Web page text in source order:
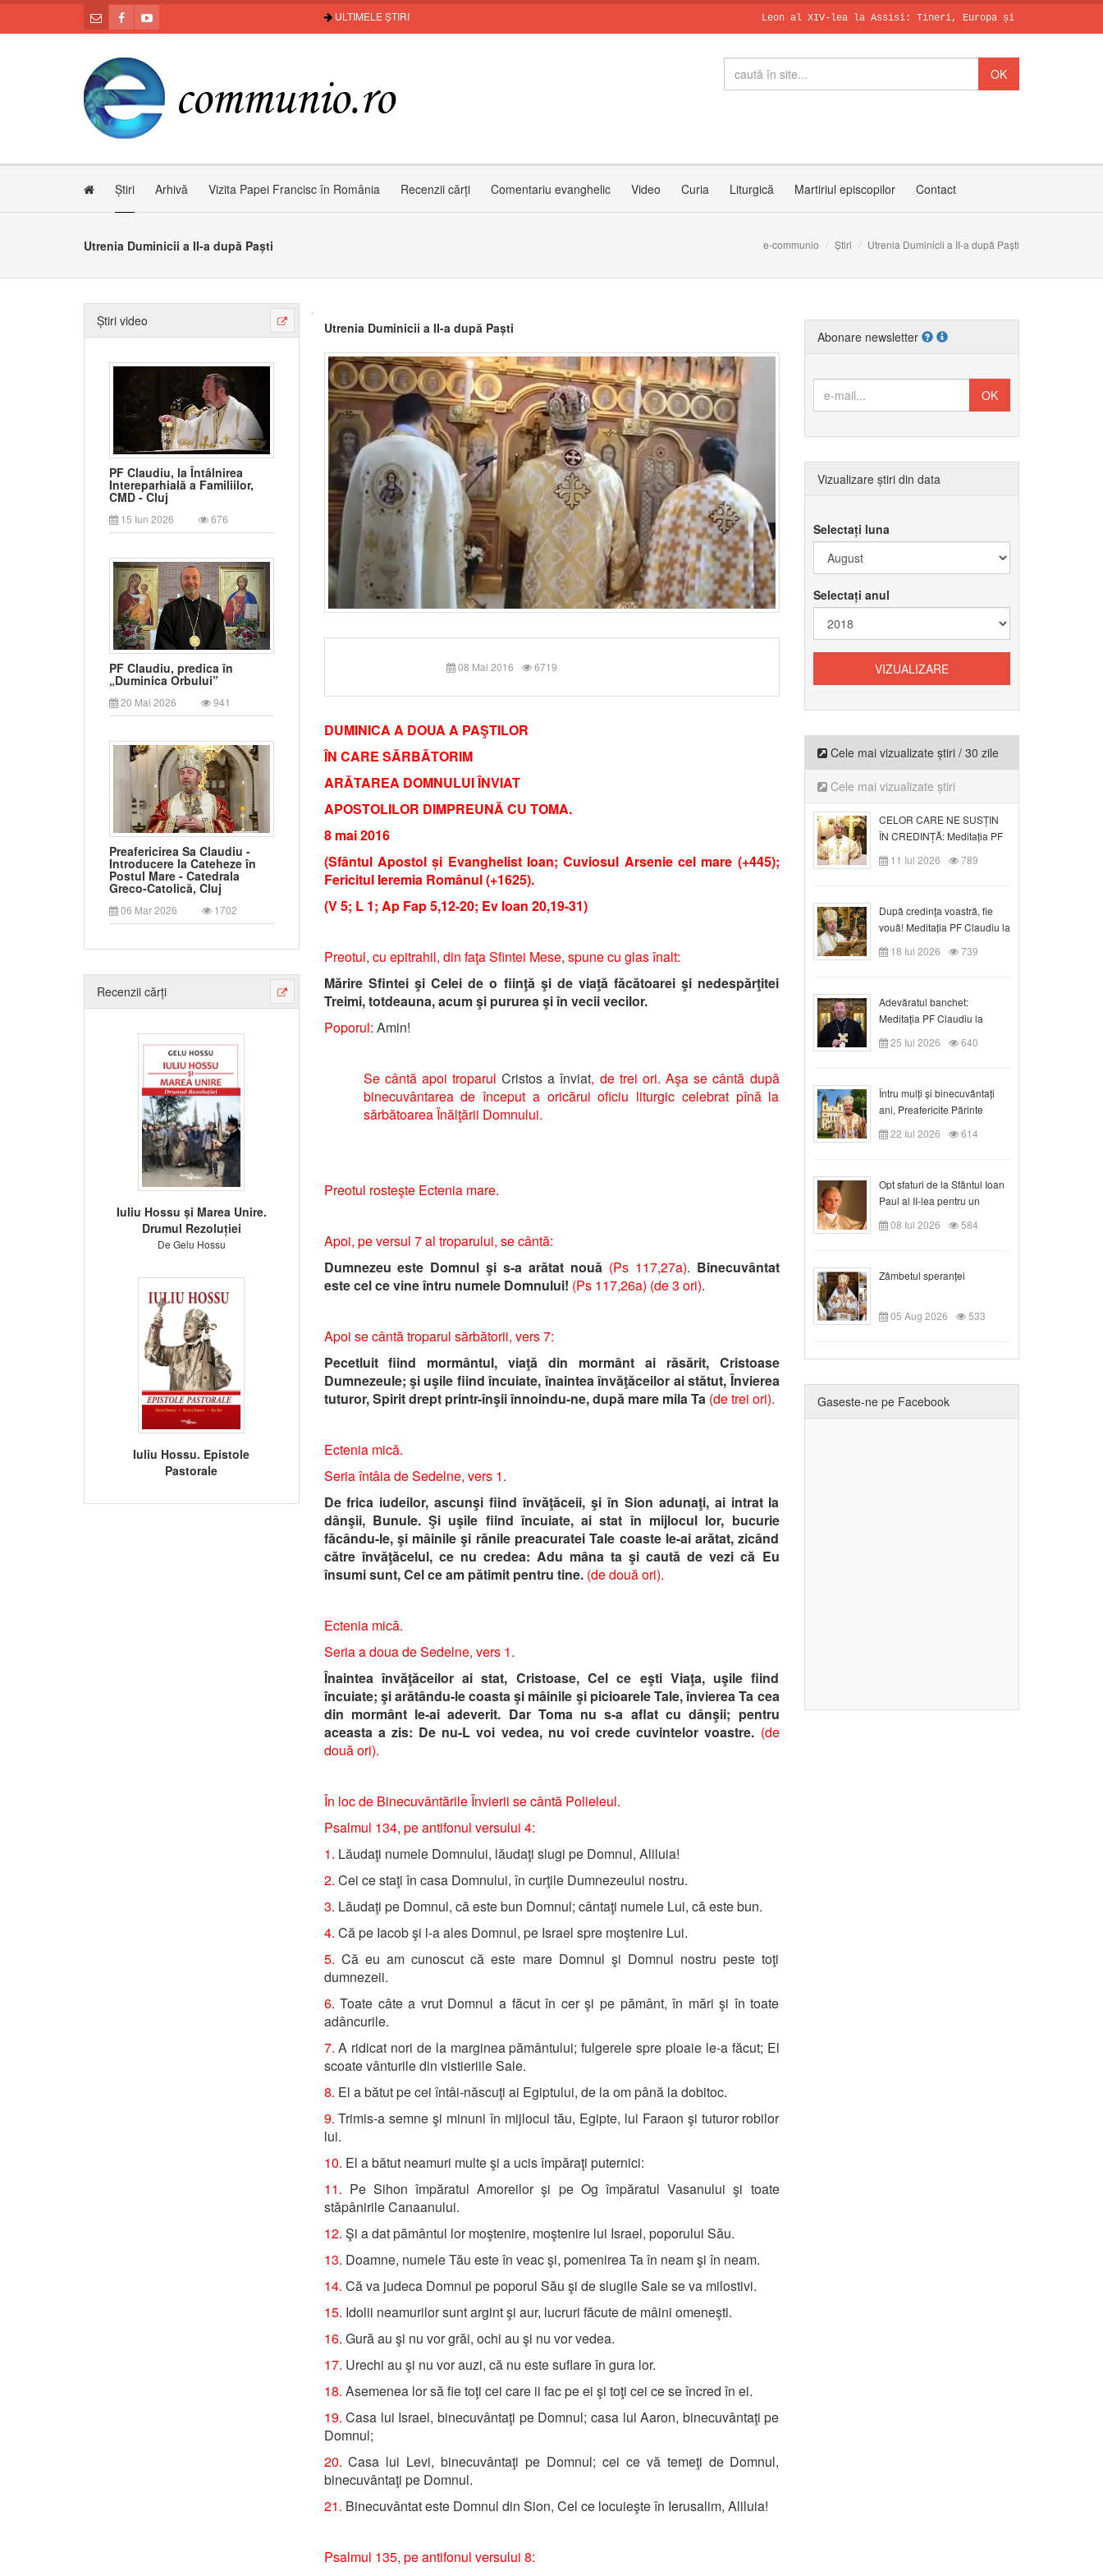
ULTIMELE ȘTIRI Leon al XIV-lea la Assisi: Tineri, Europa și întreaga lume caută
Știri Arhivă Vizita Papei Francisc în România Recenzii cărți Comentariu evanghelic Video Curia Liturgică Martiriul episcopilor Contact
Utrenia Duminicii a II-a după Paști e-communio Știri Utrenia Duminicii a II-a după Paști
Știri video
PF Claudiu, la Întâlnirea
Intereparhială a Familiilor,
CMD - Cluj
15 Iun 2026 676
PF Claudiu, predica în
„Duminica Orbului”
20 Mai 2026 941
Preafericirea Sa Claudiu -
Introducere la Cateheze în
Postul Mare - Catedrala
Greco-Catolică, Cluj
06 Mar 2026 1702
Recenzii cărți
Iuliu Hossu și Marea Unire.
Drumul Rezoluției
De Gelu Hossu
Iuliu Hossu. Epistole
Pastorale
Utrenia Duminicii a II-a după Paști
08 Mai 2016 6719
DUMINICA A DOUA A PAŞTILOR
ÎN CARE SĂRBĂTORIM
ARĂTAREA DOMNULUI ÎNVIAT
APOSTOLILOR DIMPREUNĂ CU TOMA.
8 mai 2016
(Sfântul Apostol și Evanghelist Ioan; Cuviosul Arsenie cel mare (+445);
Fericitul Ieremia Românul (+1625).
(V 5; L 1; Ap Fap 5,12-20; Ev Ioan 20,19-31)
Preotul, cu epitrahil, din faţa Sfintei Mese, spune cu glas înalt:
Mărire Sfintei şi Celei de o fiinţă şi de viaţă făcătoarei şi nedespărţitei
Treimi, totdeauna, acum şi pururea şi în vecii vecilor.
Poporul: Amin!
Se cântă apoi troparulCristos a înviat, de trei ori. Aşa se cântă după
binecuvântarea de început a oricărui oficiu liturgic celebrat pînă la
sărbătoarea Înălţării Domnului.
Preotul rosteşte Ectenia mare.
Apoi, pe versul 7 al troparului, se cântă:
Dumnezeu este Domnul şi s-a arătat nouă (Ps 117,27a). Binecuvântat
este cel ce vine întru numele Domnului! (Ps 117,26a) (de 3 ori).
Apoi se cântă troparul sărbătorii, vers 7:
Pecetluit fiind mormântul, viaţă din mormânt ai răsărit, Cristoase
Dumnezeule; şi uşile fiind încuiate, înaintea învăţăceilor ai stătut, Învierea
tuturor, Spirit drept printr-înşii înnoindu-ne, după mare mila Ta (de trei ori).
Ectenia mică.
Seria întâia de Sedelne, vers 1.
De frica iudeilor, ascunşi fiind învăţăceii, şi în Sion adunaţi, ai intrat la
dânşii, Bunule. Şi uşile fiind încuiate, ai stat în mijlocul lor, bucurie
făcându-le, şi mâinile şi rănile preacuratei Tale coaste le-ai arătat, zicând
către învăţăcelul, ce nu credea: Adu mâna ta şi caută de vezi că Eu
însumi sunt, Cel ce am pătimit pentru tine. (de două ori).
Ectenia mică.
Seria a doua de Sedelne, vers 1.
Înaintea învăţăceilor ai stat, Cristoase, Cel ce eşti Viaţa, uşile fiind
încuiate; şi arătându-le coasta şi mâinile şi picioarele Tale, învierea Ta cea
din mormânt le-ai adeverit. Dar Toma nu s-a aflat cu dânşii; pentru
aceasta a zis: De nu-L voi vedea, nu voi crede cuvintelor voastre. (de
două ori).
În loc de Binecuvântările Învierii se cântă Polieleul.
Psalmul 134, pe antifonul versului 4:
1. Lăudaţi numele Domnului, lăudaţi slugi pe Domnul, Aliluia!
2. Cei ce staţi în casa Domnului, în curţile Dumnezeului nostru.
3. Lăudaţi pe Domnul, că este bun Domnul; cântaţi numele Lui, că este bun.
4. Că pe Iacob şi l-a ales Domnul, pe Israel spre moştenire Lui.
5. Că eu am cunoscut că este mare Domnul şi Domnul nostru peste toţi
dumnezeii.
6. Toate câte a vrut Domnul a făcut în cer şi pe pământ, în mări şi în toate
adâncurile.
7. A ridicat nori de la marginea pământului; fulgerele spre ploaie le-a făcut; El
scoate vânturile din vistieriile Sale.
8. El a bătut pe cei întâi-născuţi ai Egiptului, de la om până la dobitoc.
9. Trimis-a semne şi minuni în mijlocul tău, Egipte, lui Faraon şi tuturor robilor
lui.
10. El a bătut neamuri multe şi a ucis împăraţi puternici:
11. Pe Sihon împăratul Amoreilor şi pe Og împăratul Vasanului şi toate
stăpânirile Canaanului.
12. Şi a dat pământul lor moştenire, moştenire lui Israel, poporului Său.
13. Doamne, numele Tău este în veac şi, pomenirea Ta în neam şi în neam.
14. Că va judeca Domnul pe poporul Său şi de slugile Sale se va milostivi.
15. Idolii neamurilor sunt argint şi aur, lucruri făcute de mâini omeneşti.
16. Gură au şi nu vor grăi, ochi au şi nu vor vedea.
17. Urechi au şi nu vor auzi, că nu este suflare în gura lor.
18. Asemenea lor să fie toţi cei care ii fac pe ei şi toţi cei ce se încred în ei.
19. Casa lui Israel, binecuvântaţi pe Domnul; casa lui Aaron, binecuvântaţi pe
Domnul;
20. Casa lui Levi, binecuvântaţi pe Domnul; cei ce vă temeţi de Domnul,
binecuvântaţi pe Domnul.
21. Binecuvântat este Domnul din Sion, Cel ce locuieşte în Ierusalim, Aliluia!
Psalmul 135, pe antifonul versului 8:
Abonare newsletter
Vizualizare știri din data
Selectați luna
Selectați anul
Cele mai vizualizate știri / 30 zile
Cele mai vizualizate știri
CELOR CARE NE SUSȚIN
ÎN CREDINȚĂ: Meditația PF
Claudiu la Duminica a VI-a
după Rusalii
11 Iul 2026 789
După credinţa voastră, fie
vouă! Meditația PF Claudiu la
duminica a VII-a după Rusalii
18 Iul 2026 739
Adevăratul banchet:
Meditația PF Claudiu la
Duminica a VIII-a după
Rusalii
25 Iul 2026 640
Întru mulți și binecuvântați
ani, Preafericite Părinte
Claudiu!
22 Iul 2026 614
Opt sfaturi de la Sfântul Ioan
Paul al II-lea pentru un
creștin
08 Iul 2026 584
Zâmbetul speranței
05 Aug 2026 533
Gaseste-ne pe Facebook